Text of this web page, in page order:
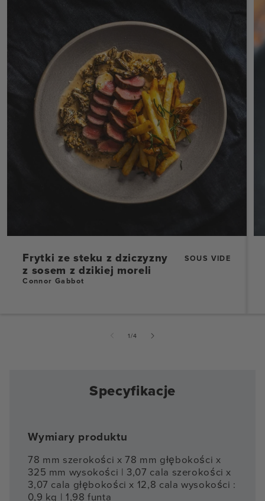
Frytki ze steku z dziczyzny
z sosem z dzikiej moreli
SOUS VIDE
Connor Gabbot
1/z4
Specyfikacje
Wymiary produktu
78 mm szerokości x 78 mm głębokości x
325 mm wysokości | 3,07 cala szerokości x
3,07 cala głębokości x 12,8 cala wysokości :
0,9 kg | 1,98 funta